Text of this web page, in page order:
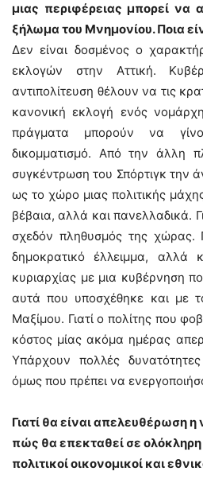
μιας περιφέρειας μπορεί να
ξήλωμα του Μνημονίου. Ποια
Δεν είναι δοσμένος ο
εκλογών στην Αττική.
αντιπολίτευση θέλουν να τις
κανονική εκλογή ενός
πράγματα μπορούν να
δικομματισμό. Από την άλλη
συγκέντρωση του Σπόρτιγκ την
ως το χώρο μιας πολιτικής
βέβαια, αλλά και πανελλαδικά.
σχεδόν πληθυσμός της χώρας.
δημοκρατικό έλλειμμα, αλλά
κυριαρχίας με μια κυβέρνηση
αυτά που υποσχέθηκε και με
Μαξίμου. Γιατί ο πολίτης που
κόστος μίας ακόμα ημέρας
Υπάρχουν πολλές
όμως που πρέπει να
Γιατί θα είναι απελευθέρωση η
πώς θα επεκταθεί σε
πολιτικοί οικονομικοί και